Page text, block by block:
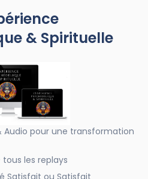
& Spirituelle
Audio pour une transformation
les replays
Satisfait ou Satisfait